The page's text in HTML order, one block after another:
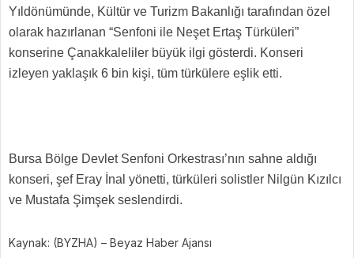
Yıldönümünde, Kültür ve Turizm Bakanlığı tarafından özel
olarak hazırlanan “Senfoni ile Neşet Ertaş Türküleri”
konserine Çanakkaleliler büyük ilgi gösterdi. Konseri
izleyen yaklaşık 6 bin kişi, tüm türkülere eşlik etti.
Bursa Bölge Devlet Senfoni Orkestrası’nın sahne aldığı
konseri, şef Eray İnal yönetti, türküleri solistler Nilgün Kızılcı
ve Mustafa Şimşek seslendirdi.
Kaynak: (BYZHA) – Beyaz Haber Ajansı